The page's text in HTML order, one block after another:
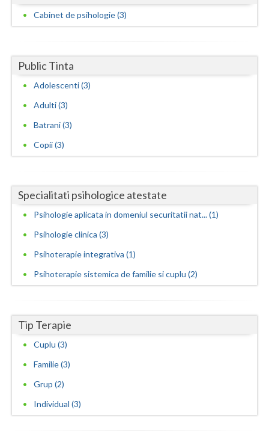
VasluiCabinet de psihologie (3)
Public Tinta
Adolescenti (3)
Adulti (3)
Batrani (3)
Copii (3)
Specialitati psihologice atestate
Psihologie aplicata in domeniul securitatii nat... (1)
Psihologie clinica (3)
Psihoterapie integrativa (1)
Psihoterapie sistemica de familie si cuplu (2)
Tip Terapie
Cuplu (3)
Familie (3)
Grup (2)
Individual (3)